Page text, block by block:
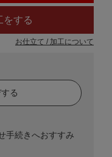
をする
お仕立て / 加工について
る
手続きへおすすみ